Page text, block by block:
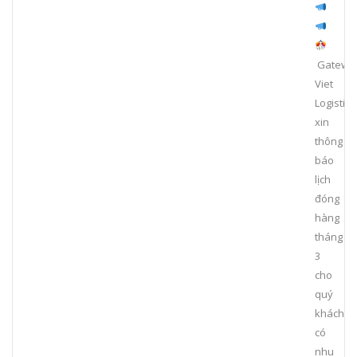
Viet
Logistics
xin
thông
báo
lịch
đóng
hàng
tháng
3
cho
quý
khách
có
nhu